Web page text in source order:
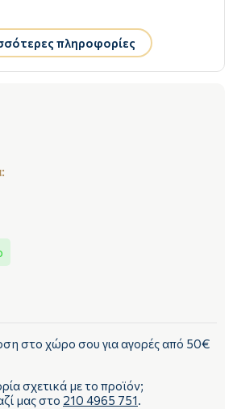
πληροφορίες
στο χώρο σου για αγορές από 50€
σχετικά με το προϊόν;
μας στο 210 4965 751.